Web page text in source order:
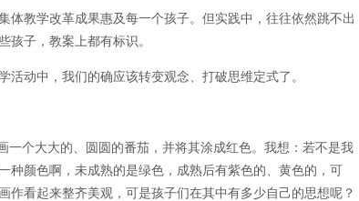
教学改革成果惠及每一个孩子。但实践中，往往依然跳不出
孩子，教案上都有标识。
动中，我们的确应该转变观念、打破思维定式了。
一个大大的、圆圆的番茄，并将其涂成红色。我想：若不是我
种颜色啊，未成熟的是绿色，成熟后有紫色的、黄色的，可
看起来整齐美观，可是孩子们在其中有多少自己的思想呢？